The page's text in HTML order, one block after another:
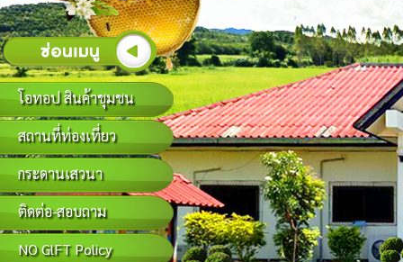
โอทอป สินค้าชุมชน
สถานที่ท่องเที่ยว
กระดานเสวนา
ติดต่อ-สอบถาม
NO GlFT Policy